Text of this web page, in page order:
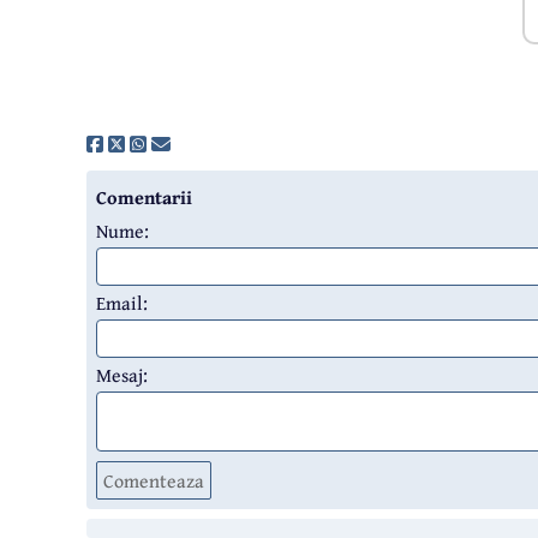
Comentarii
Nume:
Email:
Mesaj:
Comenteaza